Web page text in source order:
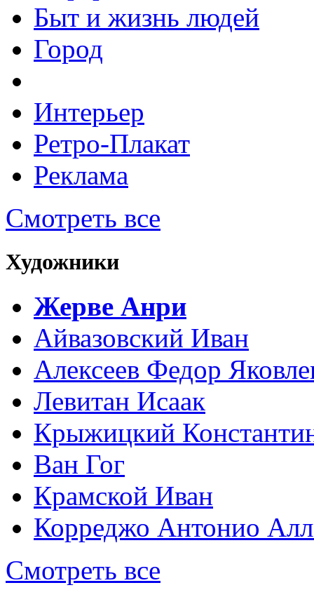
Быт и жизнь людей
Город
Интерьер
Ретро-Плакат
Реклама
Смотреть все
Художники
Жерве Анри
Айвазовский Иван
Алексеев Федор
Левитан Исаак
Крыжицкий
Ван Гог
Крамской Иван
Корреджо Антонио
Смотреть все